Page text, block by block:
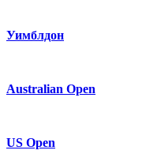
Уимблдон
Australian Open
US Open